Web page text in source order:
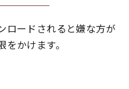
ロードされると嫌な方が
かけます。